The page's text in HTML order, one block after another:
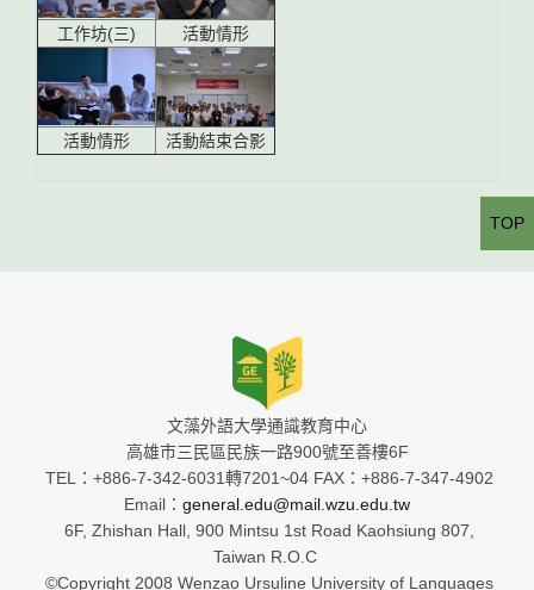
工作坊(三) 活動情形
活動情形 活動結束合影
文藻外語大學通識教育中心
高雄市三民區民族一路900號至善樓6F
TEL：+886-7-342-6031轉7201~04 FAX：+886-7-347-4902
Email： general.edu@mail.wzu.edu.tw
6F, Zhishan Hall, 900 Mintsu 1st Road Kaohsiung 807,
Taiwan R.O.C
©Copyright 2008 Wenzao Ursuline University of Languages
TOP